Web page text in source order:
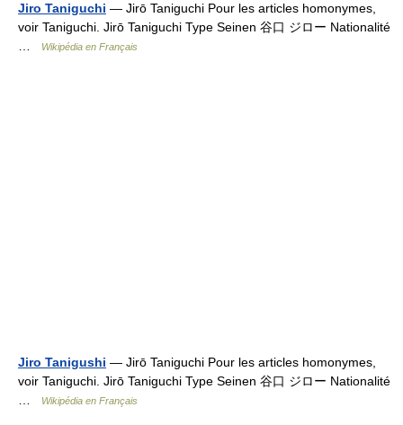
Jiro Taniguchi — Jirō Taniguchi Pour les articles homonymes,
voir Taniguchi. Jirō Taniguchi Type Seinen 谷口 ジロー Nationalité
Wikipédia en Français
Jiro Tanigushi — Jirō Taniguchi Pour les articles homonymes,
voir Taniguchi. Jirō Taniguchi Type Seinen 谷口 ジロー Nationalité
Wikipédia en Français